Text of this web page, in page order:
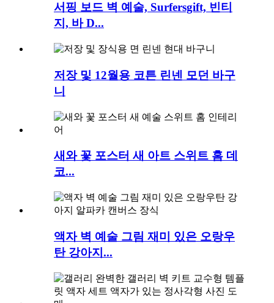
서핑 보드 벽 예술, Surfersgift, 빈티
지, 바 D...
저장 및 12월용 코튼 린넨 모던 바구
니
새와 꽃 포스터 새 아트 스위트 홈 데
코...
액자 벽 예술 그림 재미 있은 오랑우
탄 강아지...